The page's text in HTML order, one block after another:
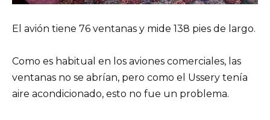
El avión tiene 76 ventanas y mide 138 pies de largo.
Como es habitual en los aviones comerciales, las
ventanas no se abrían, pero como el Ussery tenía
aire acondicionado, esto no fue un problema.